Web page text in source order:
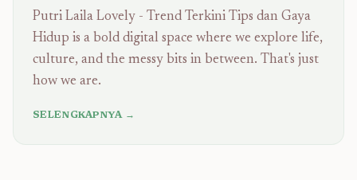
Putri Laila Lovely - Trend Terkini Tips dan Gaya
Hidup is a bold digital space where we explore life,
culture, and the messy bits in between. That's just
how we are.
SELENGKAPNYA →